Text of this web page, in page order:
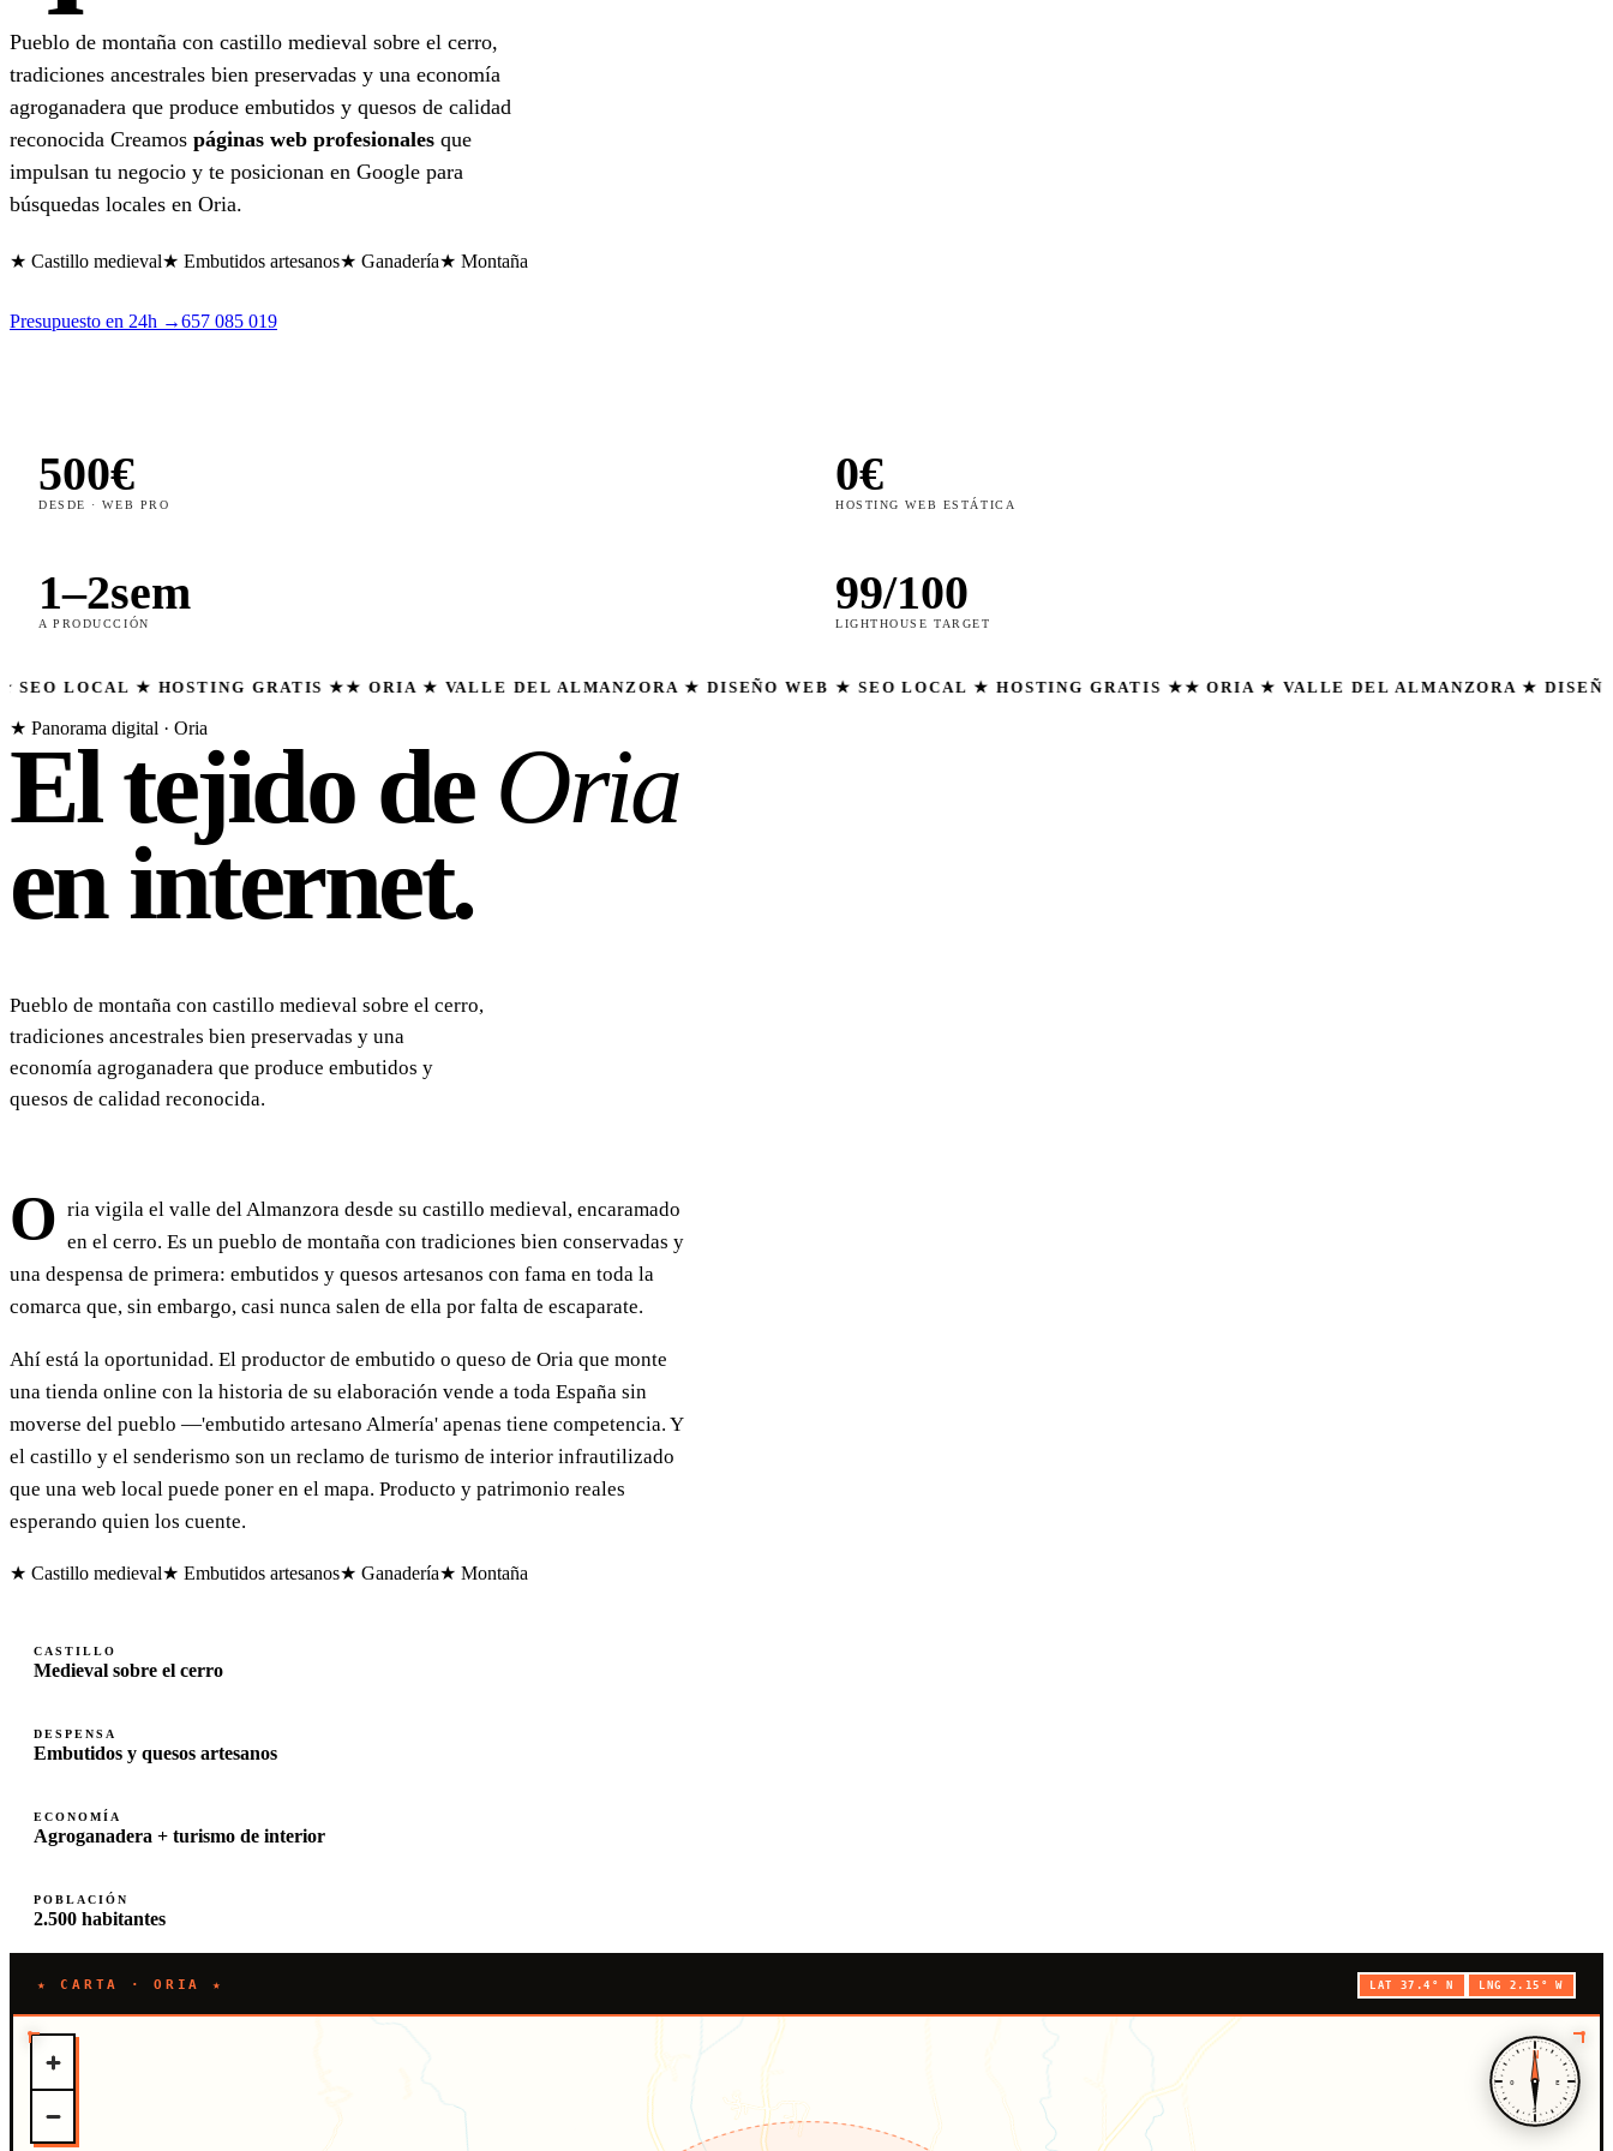
Pueblo de montaña con castillo medieval sobre el cerro,
tradiciones ancestrales bien preservadas y una economía
agroganadera que produce embutidos y quesos de calidad
reconocida Creamos páginas web profesionales que
impulsan tu negocio y te posicionan en Google para
búsquedas locales en Oria.
★ Castillo medieval★ Embutidos artesanos★ Ganadería★ Montaña
Presupuesto en 24h →657 085 019
500€
DESDE · WEB PRO
0€
HOSTING WEB ESTÁTICA
1–2sem
A PRODUCCIÓN
99/100
LIGHTHOUSE TARGET
★ HOSTING GRATIS ★★ ORIA ★ VALLE DEL ALMANZORA ★ DISEÑO WEB ★ SEO LOCAL ★ HOSTING GRATIS ★★ ORIA ★ VALLE DEL ALMANZORA ★ DISEÑO WEB ★
★ Panorama digital · Oria
El tejido de Oria
en internet.
Pueblo de montaña con castillo medieval sobre el cerro,
tradiciones ancestrales bien preservadas y una
economía agroganadera que produce embutidos y
quesos de calidad reconocida.
O ria vigila el valle del Almanzora desde su castillo medieval, encaramado
en el cerro. Es un pueblo de montaña con tradiciones bien conservadas y
una despensa de primera: embutidos y quesos artesanos con fama en toda la
comarca que, sin embargo, casi nunca salen de ella por falta de escaparate.
Ahí está la oportunidad. El productor de embutido o queso de Oria que monte
una tienda online con la historia de su elaboración vende a toda España sin
moverse del pueblo —'embutido artesano Almería' apenas tiene competencia. Y
el castillo y el senderismo son un reclamo de turismo de interior infrautilizado
que una web local puede poner en el mapa. Producto y patrimonio reales
esperando quien los cuente.
★ Castillo medieval★ Embutidos artesanos★ Ganadería★ Montaña
CASTILLO
Medieval sobre el cerro
DESPENSA
Embutidos y quesos artesanos
ECONOMÍA
Agroganadera + turismo de interior
POBLACIÓN
2.500 habitantes
★ CARTA · ORIA ★ LAT 37.4° N LNG 2.15° W
N
E
S
O